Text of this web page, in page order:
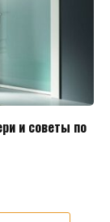
и советы по